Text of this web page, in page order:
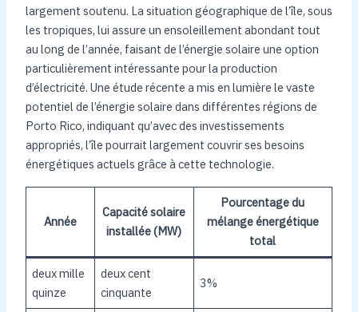
largement soutenu. La situation géographique de l’île, sous
les tropiques, lui assure un ensoleillement abondant tout
au long de l’année, faisant de l’énergie solaire une option
particulièrement intéressante pour la production
d’électricité. Une étude récente a mis en lumière le vaste
potentiel de l’énergie solaire dans différentes régions de
Porto Rico, indiquant qu’avec des investissements
appropriés, l’île pourrait largement couvrir ses besoins
énergétiques actuels grâce à cette technologie.
Année
Capacité solaire
installée (MW)
Pourcentage du
mélange énergétique
total
deux mille
quinze
deux cent
cinquante
3%